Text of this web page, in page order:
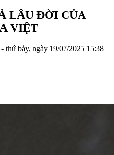
LÂU ĐỜI CỦA
VIỆT
- thứ bảy, ngày 19/07/2025 15:38